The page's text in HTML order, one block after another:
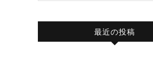
最近の投稿